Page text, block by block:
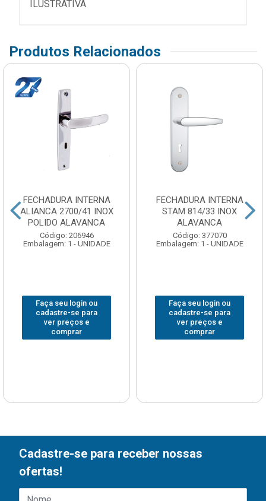
ILUSTRATIVA
Produtos Relacionados
FECHADURA INTERNA
ALIANCA 2700/41 INOX
POLIDO ALAVANCA
Código: 206946
Embalagem: 1 - UNIDADE
Faça seu login ou
cadastre-se para
ver preços e
comprar
FECHADURA INTERNA
STAM 814/33 INOX
ALAVANCA
Código: 377070
Embalagem: 1 - UNIDADE
Faça seu login ou
cadastre-se para
ver preços e
comprar
Cadastre-se para receber nossas
ofertas!